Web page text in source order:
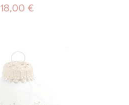
18,00 €